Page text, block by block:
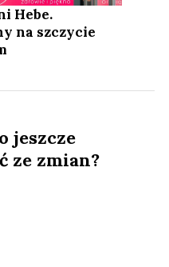
Hebe.
na szczycie
jeszcze
ze zmian?